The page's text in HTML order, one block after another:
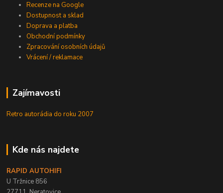
Recenze na Google
Dostupnost a sklad
Doprava a platba
Obchodní podmínky
Zpracování osobních údajů
Vrácení / reklamace
Zajímavosti
Retro autorádia do roku 2007
Kde nás najdete
RAPID AUTOHIFI
U Tržnice 856